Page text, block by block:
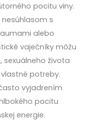
pocitu viny.
s
alebo
vaječníky môžu
života
potreby.
vyjadrením
pocitu
energie.